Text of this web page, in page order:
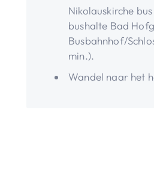
Nikolauskirche
bushalte Bad
Busbahnhof/
min.).
Wandel naar het